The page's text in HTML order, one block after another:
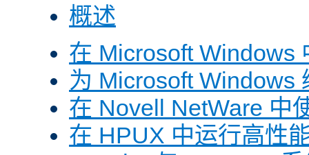
概述
在 Microsoft Windows
为 Microsoft Windows
在 Novell NetWare 中
在 HPUX 中运行高性